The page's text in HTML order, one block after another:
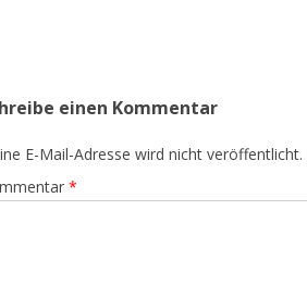
einen Kommentar
E-Mail-Adresse wird nicht veröffentlicht.
*